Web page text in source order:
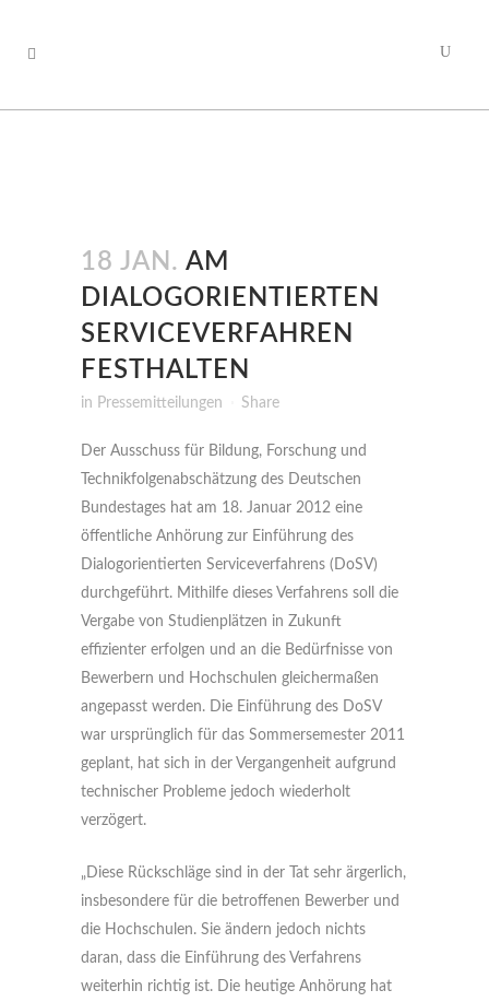
18 JAN. AM
DIALOGORIENTIERTEN
SERVICEVERFAHREN
FESTHALTEN
in Pressemitteilungen Share
Der Ausschuss für Bildung, Forschung und
Technikfolgenabschätzung des Deutschen
Bundestages hat am 18. Januar 2012 eine
öffentliche Anhörung zur Einführung des
Dialogorientierten Serviceverfahrens (DoSV)
durchgeführt. Mithilfe dieses Verfahrens soll die
Vergabe von Studienplätzen in Zukunft
effizienter erfolgen und an die Bedürfnisse von
Bewerbern und Hochschulen gleichermaßen
angepasst werden. Die Einführung des DoSV
war ursprünglich für das Sommersemester 2011
geplant, hat sich in der Vergangenheit aufgrund
technischer Probleme jedoch wiederholt
verzögert.
„Diese Rückschläge sind in der Tat sehr ärgerlich,
insbesondere für die betroffenen Bewerber und
die Hochschulen. Sie ändern jedoch nichts
daran, dass die Einführung des Verfahrens
weiterhin richtig ist. Die heutige Anhörung hat